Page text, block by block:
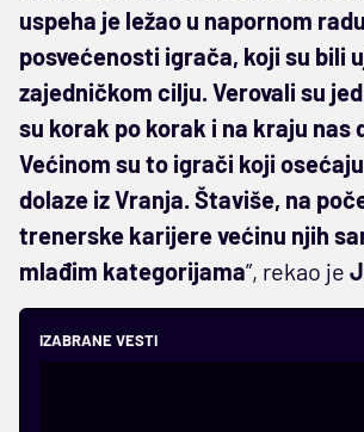
uspeha je ležao u napornom
posvećenosti igrača, koji su bili
zajedničkom cilju. Verovali su
su korak po korak i na kraju nas
Većinom su to igrači koji
dolaze iz Vranja. Štaviše, na
trenerske karijere većinu njih
mlađim kategorijama”, rekao je
IZABRANE VESTI